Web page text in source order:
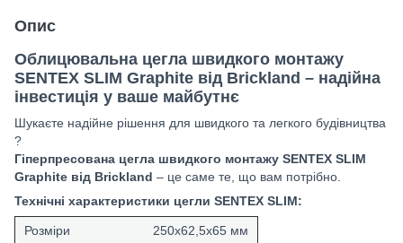
Опис
Облицювальна цегла швидкого монтажу
SENTEX SLIM Graphite від Brickland – надійна
інвестиція у ваше майбутнє
Шукаєте надійне рішення для швидкого та легкого будівництва
?
Гіперпресована цегла швидкого монтажу SENTEX SLIM
Graphite від Brickland – це саме те, що вам потрібно.
Технічні характеристики цегли SENTEX SLIM:
Розміри
250х62,5х65 мм